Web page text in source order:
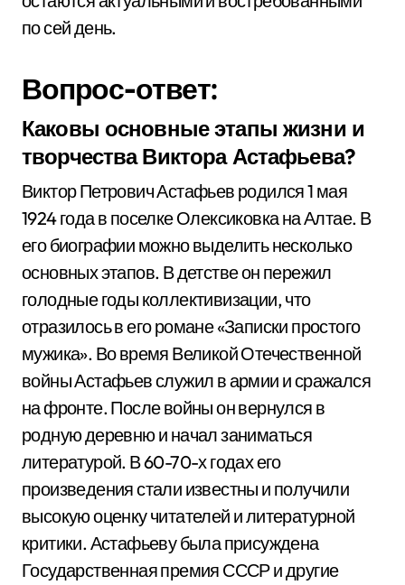
по сей день.
Вопрос-ответ:
Каковы основные этапы жизни и
творчества Виктора Астафьева?
Виктор Петрович Астафьев родился 1 мая
1924 года в поселке Олексиковка на Алтае. В
его биографии можно выделить несколько
основных этапов. В детстве он пережил
голодные годы коллективизации, что
отразилось в его романе «Записки простого
мужика». Во время Великой Отечественной
войны Астафьев служил в армии и сражался
на фронте. После войны он вернулся в
родную деревню и начал заниматься
литературой. В 60-70-х годах его
произведения стали известны и получили
высокую оценку читателей и литературной
критики. Астафьеву была присуждена
Государственная премия СССР и другие